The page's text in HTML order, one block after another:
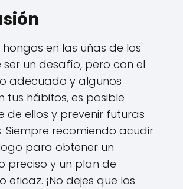
hongos en las uñas de los
ser un desafío, pero con el
adecuado y algunos
tus hábitos, es posible
de ellos y prevenir futuras
Siempre recomiendo acudir
para obtener un
preciso y un plan de
eficaz. ¡No dejes que los